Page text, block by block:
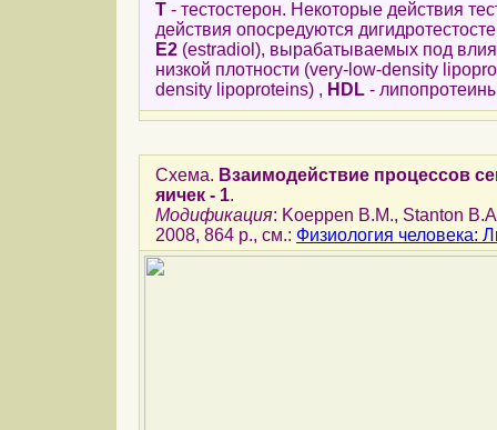
T - тестостерон. Некоторые действия
действия опосредуются
E2 (estradiol), вырабатываемых под
низкой плотности (very-low-density
density lipoproteins) , HDL -
Схема. Взаимодействие процессов
яичек - 1.
Модификация: Koeppen B.M., Stanton
2008, 864 p., см.: Физиология человека: